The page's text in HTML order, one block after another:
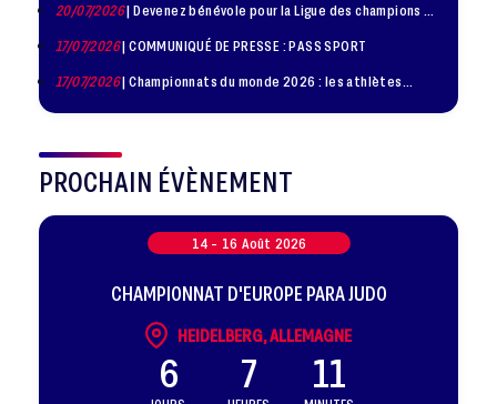
20/07/2026| Devenez bénévole pour la Ligue des champions de
17/07/2026| COMMUNIQUÉ DE PRESSE : PASS SPORT
17/07/2026| Championnats du monde 2026 : les athlètes
PROCHAIN ÉVÈNEMENT
14 - 16 Août 2026
CHAMPIONNAT D'EUROPE PARA JUDO
HEIDELBERG, ALLEMAGNE
6 7 11